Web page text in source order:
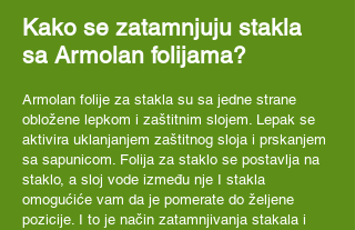
Kako se zatamnjuju stakla
sa Armolan folijama?
Armolan folije za stakla su sa jedne strane
obložene lepkom i zaštitnim slojem. Lepak se
aktivira uklanjanjem zaštitnog sloja i prskanjem
sa sapunicom. Folija za staklo se postavlja na
staklo, a sloj vode između nje I stakla
omogućiće vam da je pomerate do željene
pozicije. I to je način zatamnjivanja stakala i